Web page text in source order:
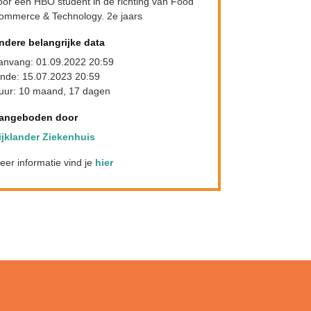
& Technology. 2e jaars
belangrijke data
01.09.2022 20:59
15.07.2023 20:59
10 maand, 17 dagen
door
Ziekenhuis
informatie vind je hier